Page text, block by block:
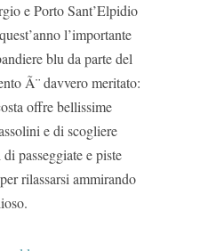
e Porto Sant’Elpidio
l’importante
blu da parte del
Ã¨ davvero meritato:
offre bellissime
e di scogliere
passeggiate e piste
rilassarsi ammirando